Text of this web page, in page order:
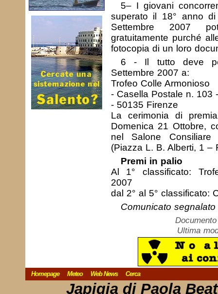
5– I giovani
superato il 18° anno
Settembre 2007
gratuitamente purché
fotocopia di un loro
6 - Il tutto deve
Settembre 2007 a:
Trofeo Colle Armonioso
- Casella Postale n. 103
- 50135 Firenze
La cerimonia di
Domenica 21 Ottobre,
nel Salone
(Piazza L. B. Alberti, 1 –
Premi in palio
Al 1° classificato:
2007
dal 2° al 5° classificato:
Comunicato
Ultima
Homepage Meteo Web News Cerca
Japigia di Paola